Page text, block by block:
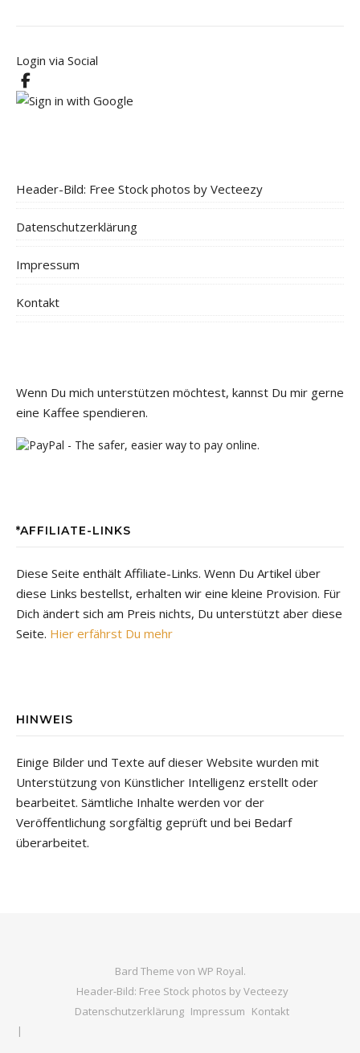
Login via Social
Header-Bild: Free Stock photos by Vecteezy
Datenschutzerklärung
Impressum
Kontakt
Wenn Du mich unterstützen möchtest, kannst Du mir gerne
eine Kaffee spendieren.
*AFFILIATE-LINKS
Diese Seite enthält Affiliate-Links. Wenn Du Artikel über
diese Links bestellst, erhalten wir eine kleine Provision. Für
Dich ändert sich am Preis nichts, Du unterstützt aber diese
Seite. Hier erfährst Du mehr
HINWEIS
Einige Bilder und Texte auf dieser Website wurden mit
Unterstützung von Künstlicher Intelligenz erstellt oder
bearbeitet. Sämtliche Inhalte werden vor der
Veröffentlichung sorgfältig geprüft und bei Bedarf
überarbeitet.
Bard Theme von WP Royal.
Header-Bild: Free Stock photos by Vecteezy
Datenschutzerklärung Impressum Kontakt